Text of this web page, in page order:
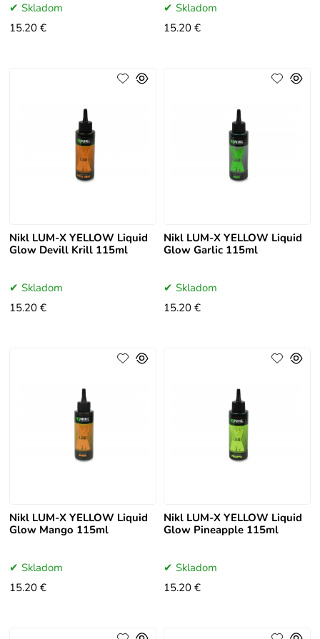
Skladom
15.20 €
Skladom
15.20 €
Nikl LUM-X YELLOW Liquid
Glow Devill Krill 115ml
Skladom
15.20 €
Nikl LUM-X YELLOW Liquid
Glow Garlic 115ml
Skladom
15.20 €
Nikl LUM-X YELLOW Liquid
Glow Mango 115ml
Skladom
15.20 €
Nikl LUM-X YELLOW Liquid
Glow Pineapple 115ml
Skladom
15.20 €